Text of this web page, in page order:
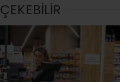
ÇEKEBİLİR